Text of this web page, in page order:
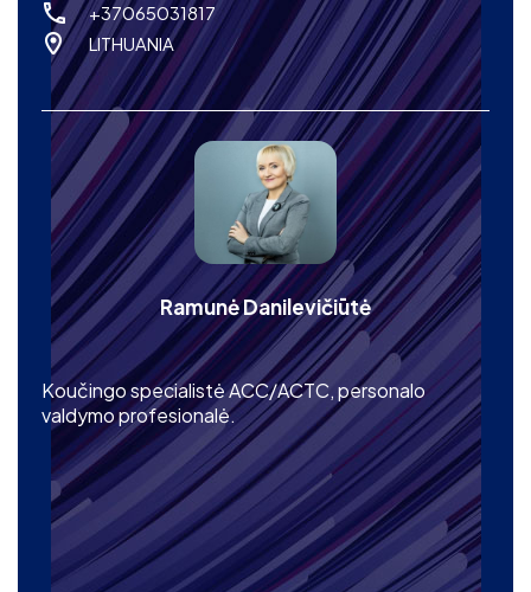
+37065031817
LITHUANIA
Ramunė Danilevičiūtė
Koučingo specialistė ACC/ACTC, personalo
valdymo profesionalė.